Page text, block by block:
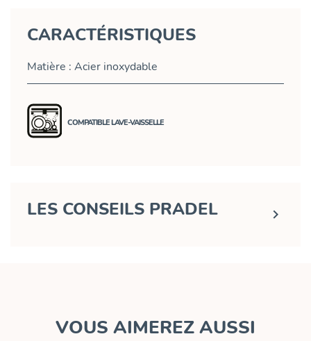
CARACTÉRISTIQUES
Matière : Acier inoxydable
COMPATIBLE LAVE-VAISSELLE
LES CONSEILS PRADEL 
VOUS AIMEREZ AUSSI